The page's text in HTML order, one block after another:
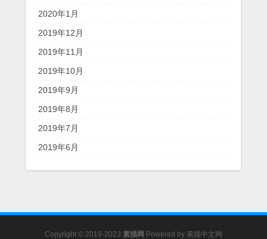
2020年1月
2019年12月
2019年11月
2019年10月
2019年9月
2019年8月
2019年7月
2019年6月
Copyright © 2019-2023 素描网 Powered by 素描中文网